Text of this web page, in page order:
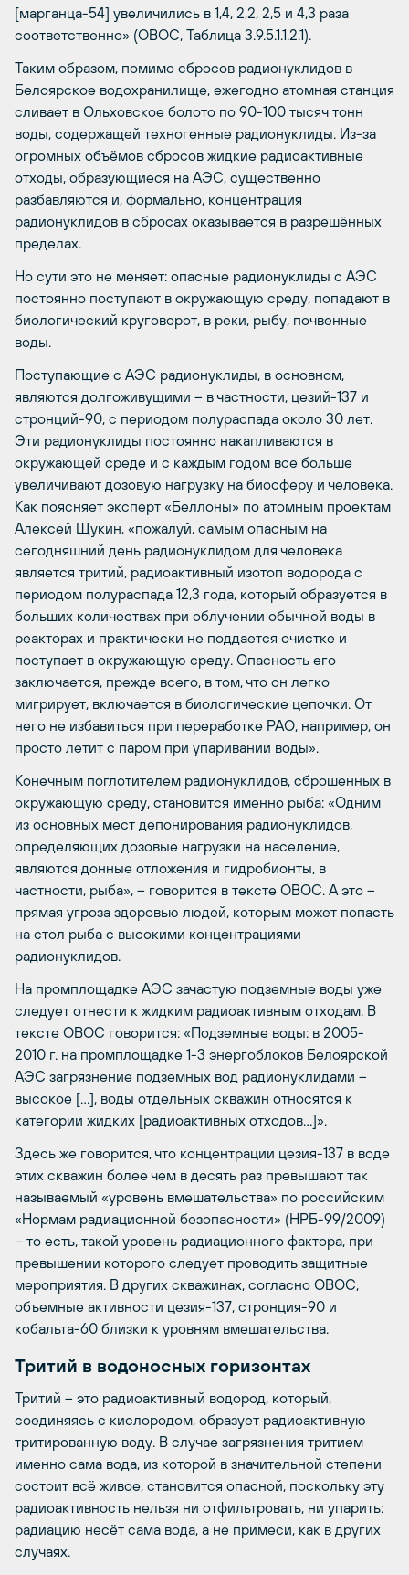
[марганца-54] увеличились в 1,4, 2,2, 2,5 и 4,3 раза
соответственно» (ОВОС, Таблица 3.9.5.1.1.2.1).
Таким образом, помимо сбросов радионуклидов в
Белоярское водохранилище, ежегодно атомная станция
сливает в Ольховское болото по 90-100 тысяч тонн
воды, содержащей техногенные радионуклиды. Из-за
огромных объёмов сбросов жидкие радиоактивные
отходы, образующиеся на АЭС, существенно
разбавляются и, формально, концентрация
радионуклидов в сбросах оказывается в разрешённых
пределах.
Но сути это не меняет: опасные радионуклиды с АЭС
постоянно поступают в окружающую среду, попадают в
биологический круговорот, в реки, рыбу, почвенные
воды.
Поступающие с АЭС радионуклиды, в основном,
являются долгоживущими – в частности, цезий-137 и
стронций-90, с периодом полураспада около 30 лет.
Эти радионуклиды постоянно накапливаются в
окружающей среде и с каждым годом все больше
увеличивают дозовую нагрузку на биосферу и человека.
Как поясняет эксперт «Беллоны» по атомным проектам
Алексей Щукин, «пожалуй, самым опасным на
сегодняшний день радионуклидом для человека
является тритий, радиоактивный изотоп водорода с
периодом полураспада 12,3 года, который образуется в
больших количествах при облучении обычной воды в
реакторах и практически не поддается очистке и
поступает в окружающую среду. Опасность его
заключается, прежде всего, в том, что он легко
мигрирует, включается в биологические цепочки. От
него не избавиться при переработке РАО, например, он
просто летит с паром при упаривании воды».
Конечным поглотителем радионуклидов, сброшенных в
окружающую среду, становится именно рыба: «Одним
из основных мест депонирования радионуклидов,
определяющих дозовые нагрузки на население,
являются донные отложения и гидробионты, в
частности, рыба», – говорится в тексте ОВОС. А это –
прямая угроза здоровью людей, которым может попасть
на стол рыба с высокими концентрациями
радионуклидов.
На промплощадке АЭС зачастую подземные воды уже
следует отнести к жидким радиоактивным отходам. В
тексте ОВОС говорится: «Подземные воды: в 2005-
2010 г. на промплощадке 1-3 энергоблоков Белоярской
АЭС загрязнение подземных вод радионуклидами –
высокое […], воды отдельных скважин относятся к
категории жидких [радиоактивных отходов…]».
Здесь же говорится, что концентрации цезия-137 в воде
этих скважин более чем в десять раз превышают так
называемый «уровень вмешательства» по российским
«Нормам радиационной безопасности» (НРБ-99/2009)
– то есть, такой уровень радиационного фактора, при
превышении которого следует проводить защитные
мероприятия. В других скважинах, согласно ОВОС,
объемные активности цезия-137, стронция-90 и
кобальта-60 близки к уровням вмешательства.
Тритий в водоносных горизонтах
Тритий – это радиоактивный водород, который,
соединяясь с кислородом, образует радиоактивную
тритированную воду. В случае загрязнения тритием
именно сама вода, из которой в значительной степени
состоит всё живое, становится опасной, поскольку эту
радиоактивность нельзя ни отфильтровать, ни упарить:
радиацию несёт сама вода, а не примеси, как в других
случаях.